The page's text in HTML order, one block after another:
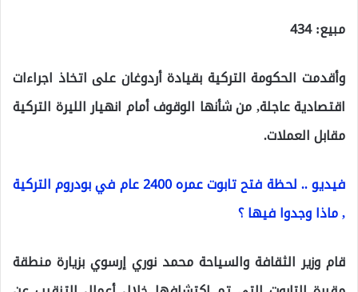
مبيع: 434
وأقدمت الحكومة التركية بقيادة أردوغان على اتخاذ اجراءات
اقتصادية عاجلة, من شأنها الوقوف أمام انهيار الليرة التركية
مقابل العملات.
فيديو .. لحظة فتح تابوت عمره 2400 عام في بودروم التركية
, ماذا وجدوا فيها ؟
قام وزير الثقافة والسياحة محمد نوري إرسوي بزيارة منطقة